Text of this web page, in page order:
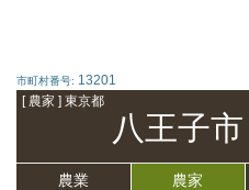
市町村番号: 13201
[ 農家 ] 東京都
八王子市
農業 農家